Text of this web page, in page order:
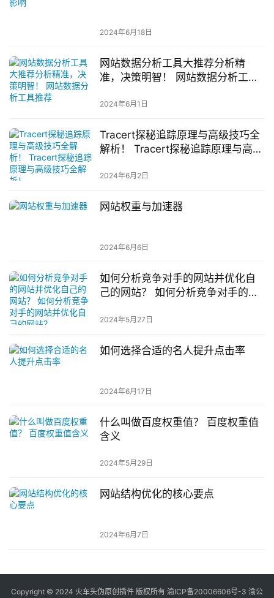
2024年6月18日
网站数据分析工具大推荐分析精
准，决策明智！ 网站数据分析工具
2024年6月1日
Tracert探秘追踪原理与高级技巧全
解析！ Tracert探秘追踪原理与高级
2024年6月2日
网站权重与加速器
2024年6月6日
如何分析竞争对手的网站并优化自
己的网站？ 如何分析竞争对手的网
2024年5月27日
如何选择合适的名人提升点击率
2024年6月17日
什么叫做百度权重值？ 百度权重值
含义
2024年5月29日
网站结构优化的核心要点
2024年6月7日
Copyright © 2024 火车头伪原创插件 版权所有 渝ICP备20006606号-3 渝公